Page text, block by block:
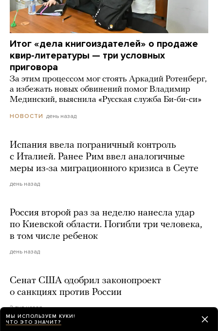
Итог «дела книгоиздателей» о продаже
квир-литературы — три условных
приговора
За этим процессом мог стоять Аркадий Ротенберг,
а избежать новых обвинений помог Владимир
Мединский, выяснила «Русская служба Би-би-си»
НОВОСТИ день назад
Испания ввела пограничный контроль
с Италией. Ранее Рим ввел аналогичные
меры из-за миграционного кризиса в Сеуте
день назад
Россия второй раз за неделю нанесла удар
по Киевской области. Погибли три человека,
в том числе ребенок
день назад
Сенат США одобрил законопроект
о санкциях против России
2 дня назад
МЫ ИСПОЛЬЗУЕМ КУКИ!
ЧТО ЭТО ЗНАЧИТ?